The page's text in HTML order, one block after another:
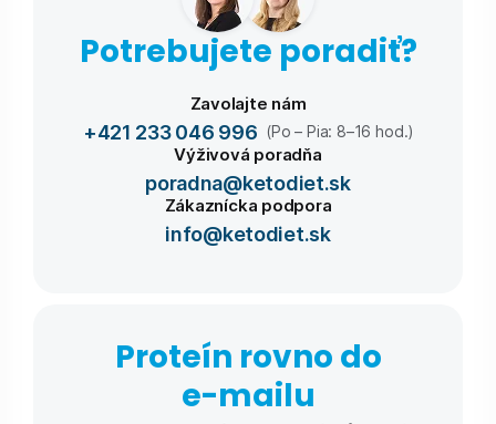
Potrebujete poradiť?
Zavolajte nám
+421 233 046 996 (Po – Pia: 8–16 hod.)
Výživová poradňa
poradna@ketodiet.sk
Zákaznícka podpora
info@ketodiet.sk
Proteín rovno do
e-⁠mailu